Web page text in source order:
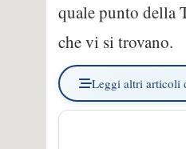
quale punto della
che vi si trovano.
Leggi altri articoli